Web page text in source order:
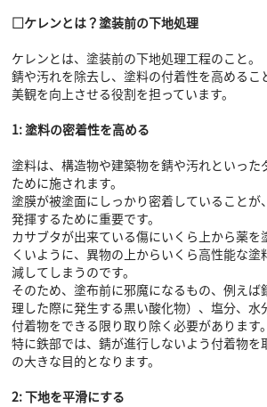
□ケレンとは？塗装前の下地処理
ケレンとは、塗装前の下地処理工程のこと。
錆や汚れを除去し、塗料の付着性を高めるこ
美観を向上させる役割を担っています。
1: 塗料の密着性を高める
塗料は、構造物や建築物を錆や汚れといった
ために施されます。
塗膜が被塗面にしっかり密着していることが
発揮するために重要です。
カサブタが出来ている傷にいくら上から薬を
くいように、異物の上からいくら高性能な塗
減してしまうのです。
そのため、塗布前に邪魔になるもの、例えば
理した際に発生する黒い酸化物）、塩分、水
付着物をできる限り取り除く必要があります。
特に鉄部では、錆が進行しないよう付着物を
の大きな目的となります。
2: 下地を平滑にする